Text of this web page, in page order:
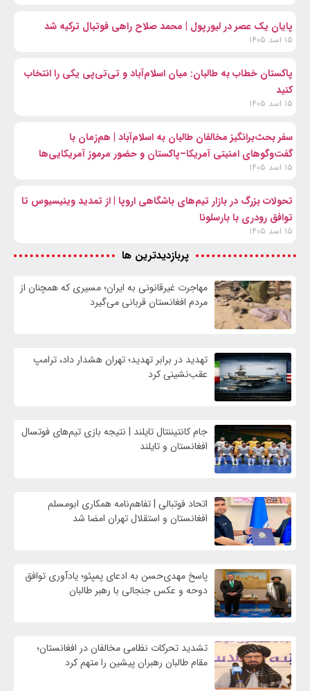
پایان یک عصر در لیورپول | محمد صلاح راهی فوتبال ترکیه شد
۱۵ اسد ۱۴۰۵
پاکستان خطاب به طالبان: میان اسلام‌آباد و تی‌تی‌پی یکی را انتخاب
کنید
۱۵ اسد ۱۴۰۵
سفر بحث‌برانگیز مخالفان طالبان به اسلام‌آباد | هم‌زمان با
گفت‌وگوهای امنیتی آمریکا–پاکستان و حضور مرموز آمریکایی‌ها
۱۵ اسد ۱۴۰۵
تحولات بزرگ در بازار تیم‌های باشگاهی اروپا | از تمدید وینیسیوس تا
توافق رودری با بارسلونا
۱۵ اسد ۱۴۰۵
پربازدیدترین ها
مهاجرت غیرقانونی به ایران؛ مسیری که همچنان از
مردم افغانستان قربانی می‌گیرد
تهدید در برابر تهدید؛ تهران هشدار داد، ترامپ
عقب‌نشینی کرد
جام کانتیننتال تایلند | نتیجه بازی تیم‌های فوتسال
افغانستان و تایلند
اتحاد فوتبالی | تفاهم‌نامه همکاری ابومسلم
افغانستان و استقلال تهران امضا شد
پاسخ مهدی‌حسن به ادعای پمپئو؛ یادآوری توافق
دوحه و عکس جنجالی با رهبر طالبان
تشدید تحرکات نظامی مخالفان در افغانستان؛
مقام طالبان رهبران پیشین را متهم کرد